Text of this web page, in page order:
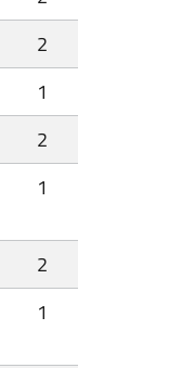
2
1
2
1
2
1